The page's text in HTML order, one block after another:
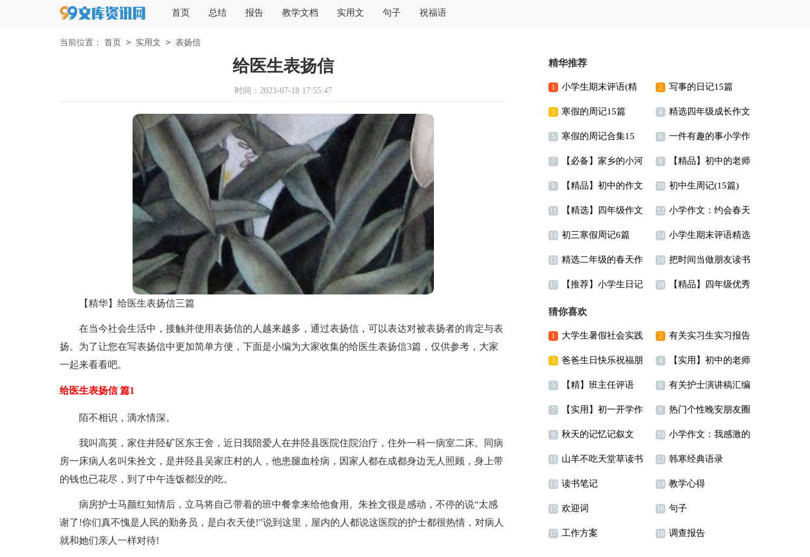
首页 总结 报告 教学文档 实用文 句子 祝福语
当前位置： 首页 > 实用文 > 表扬信
给医生表扬信
时间：2023-07-18 17:55:47
【精华】给医生表扬信三篇
在当今社会生活中，接触并使用表扬信的人越来越多，通过表扬信，可以表达对被表扬者的肯定与表
扬。为了让您在写表扬信中更加简单方便，下面是小编为大家收集的给医生表扬信3篇，仅供参考，大家
一起来看看吧。
给医生表扬信 篇1
陌不相识，滴水情深。
我叫高英，家住井陉矿区东王舍，近日我陪爱人在井陉县医院住院治疗，住外一科一病室二床。同病
房一床病人名叫朱拴文，是井陉县吴家庄村的人，他患腿血栓病，因家人都在成都身边无人照顾，身上带
的钱也已花尽，到了中午连饭都没的吃。
病房护士马颜红知情后，立马将自己带着的班中餐拿来给他食用。朱拴文很是感动，不停的说“太感
谢了!你们真不愧是人民的勤务员，是白衣天使!”说到这里，屋内的人都说这医院的护士都很热情，对病人
就和她们亲人一样对待!
精华推荐
1 小学生期末评语(精
选15篇)
2 写事的日记15篇
3 寒假的周记15篇 4 精选四年级成长作文
汇总十篇
5 寒假的周记合集15
篇
6 一件有趣的事小学作
文
7 【必备】家乡的小河
三年级作文300字四篇
8 【精品】初中的老师
作文三篇
9 【精品】初中的作文
300字锦集九篇
10 初中生周记(15篇)
11 【精选】四年级作文
300字集合5篇
12 小学作文：约会春天
13 初三寒假周记6篇 14 小学生期末评语精选
15篇
15 精选二年级的春天作
文8篇
16 把时间当做朋友读书
笔记
17 【推荐】小学生日记 18 【精品】四年级优秀
猜你喜欢
1 大学生暑假社会实践
调查报告(汇编15篇)
2 有关实习生实习报告
范文集锦九篇
3 爸爸生日快乐祝福朋
友圈大全（通用60句）
4 【实用】初中的老师
作文300字锦集6篇
5 【精】班主任评语 6 有关护士演讲稿汇编
八篇
7 【实用】初一开学作
文300字三篇
8 热门个性晚安朋友圈
35句精选
9 秋天的记忆记叙文 10 小学作文：我感激的
一个人
11 山羊不吃天堂草读书
心得8篇
12 韩寒经典语录
13 读书笔记 14 教学心得
15 欢迎词 16 句子
17 工作方案 18 调查报告